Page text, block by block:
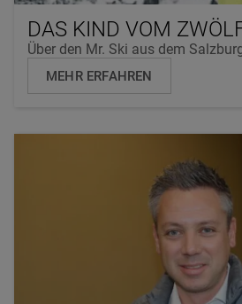
DAS KIND VOM
Über den Mr. Ski aus dem
MEHR ERFAHREN